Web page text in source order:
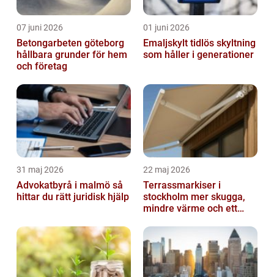
07 juni 2026
Betongarbeten göteborg
hållbara grunder för hem
och företag
01 juni 2026
Emaljskylt tidlös skyltning
som håller i generationer
31 maj 2026
Advokatbyrå i malmö så
hittar du rätt juridisk hjälp
22 maj 2026
Terrassmarkiser i
stockholm mer skugga,
mindre värme och ett